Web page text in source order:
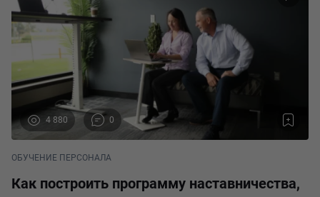
4 880 0
ОБУЧЕНИЕ ПЕРСОНАЛА
Как построить программу наставничества,